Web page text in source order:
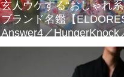
玄人ウケする“おしゃれ
ブランド名鑑【
Answer4／HungerKnock
Teton Bros.／and